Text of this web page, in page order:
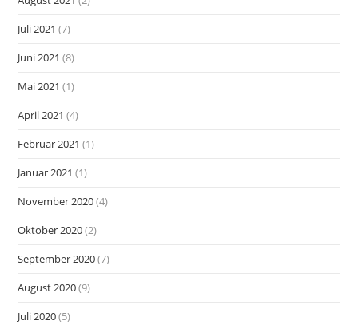
Juli 2021 (7)
Juni 2021 (8)
Mai 2021 (1)
April 2021 (4)
Februar 2021 (1)
Januar 2021 (1)
November 2020(4)
Oktober 2020(2)
September 2020(7)
August 2020(9)
Juli 2020(5)